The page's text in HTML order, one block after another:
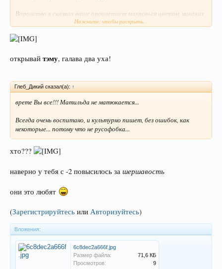
Воровство в сказках ваще процветает махровым цветом, никаких
ограничений,бери Емеля молодильное яблочко, Серый Волк
Волшебное кольцо, молодильные яблоки и т.п. считается за
Дюймовочка за еду пошедшая по рукам, даже до Крота дошла,ну е
мое.
убитый петухом Салтан, убитый Балдой старик ПОП.------это
сказки для детей
Нажмите, чтобы раскрыть...
открывай тэму, галава два уха!
Глеб_Дикий сказал(а): ↑
врете Вы все!!! Матильда не матюкается...
Всегда очень воспитано, и культурно пишет, без ошибок, как
некоторые... потому что не русофобка...
хто???
наверно у тебя с -2 повысилось за шершавость
они это любят
(Зарегистрируйтесь или Авторизуйтесь)
Вложения:
6c8dec2a666f.jpg
Размер файла:
71,6 КБ
Просмотров:
9